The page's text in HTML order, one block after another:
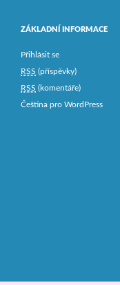
ZÁKLADNÍ INFORMACE
Přihlásit se
RSS (příspěvky)
RSS (komentáře)
Čeština pro WordPress